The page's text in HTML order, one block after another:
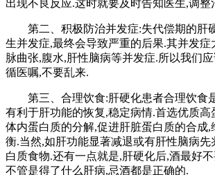
出现不良反应.这时就要及时告知医生,调整
第二、积极防治并发症:失代偿期的肝
生并发症,最终会导致严重的后果.其并发症
脉曲张,腹水,肝性脑病等并发症.所以我们
循医嘱,不要乱来.
第三、合理饮食:肝硬化患者合理饮食
有利于肝功能的恢复,稳定病情.首选优质高
体内蛋白质的分解,促进肝脏蛋白质的合成,
衡.当然,如肝功能显著减退或有肝性脑病先
白质食物.还有一点就是,肝硬化后,酒最好
不管是得了什么肝病,忌酒都是正确的.